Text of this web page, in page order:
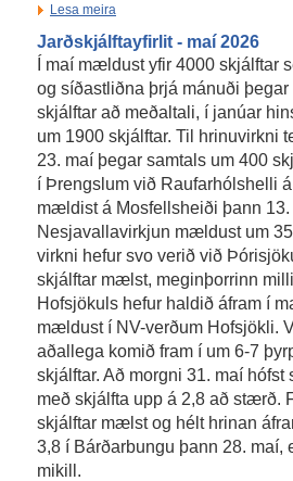
Lesa meira
Jarðskjálftayfirlit - maí 2026
Í maí mældust yfir 4000 skjálftar
og síðastliðna þrjá mánuði
skjálftar að meðaltali, í janúar
um 1900 skjálftar. Til hrinuvirkni
23. maí þegar samtals um 400
í Þrengslum við Raufarhólshelli
mældist á Mosfellsheiði þann
Nesjavallavirkjun mældust um
virkni hefur svo verið við
skjálftar mælst, meginþorrinn
Hofsjökuls hefur haldið áfram í
mældust í NV-verðum Hofsjökli.
aðallega komið fram í um 6-7
skjálftar. Að morgni 31. maí
með skjálfta upp á 2,8 að stærð.
skjálftar mælst og hélt hrinan
3,8 í Bárðarbungu þann 28.
mikill.